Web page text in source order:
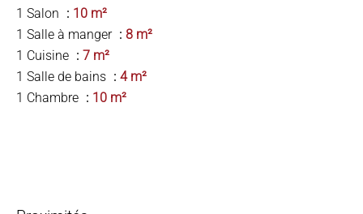
1 Salon
10 m²
1 Salle à manger
8 m²
1 Cuisine
7 m²
1 Salle de bains
4 m²
1 Chambre
10 m²